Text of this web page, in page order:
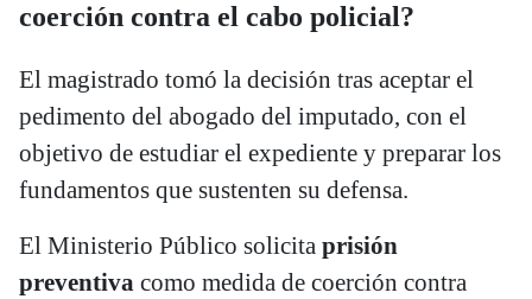
coerción contra el cabo policial?
El magistrado tomó la decisión tras aceptar el
pedimento del abogado del imputado, con el
objetivo de estudiar el expediente y preparar los
fundamentos que sustenten su defensa.
El Ministerio Público solicita prisión
preventiva como medida de coerción contra